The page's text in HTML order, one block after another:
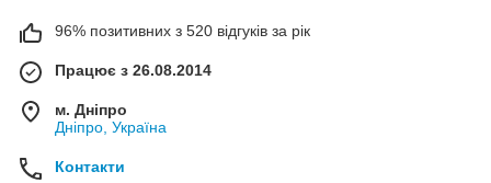
96% позитивних з 520 відгуків за рік
Працює з 26.08.2014
м. Дніпро
Дніпро, Україна
Контакти